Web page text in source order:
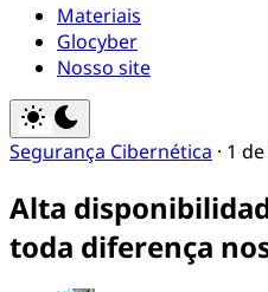
Materiais
Glocyber
Nosso site
Segurança Cibernética · 1
Alta
toda diferença